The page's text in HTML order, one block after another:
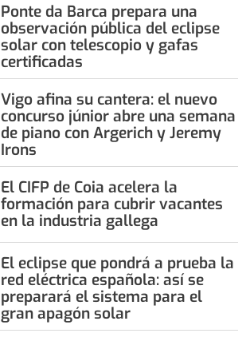
Ponte da Barca prepara una
observación pública del eclipse
solar con telescopio y gafas
certificadas
Vigo afina su cantera: el nuevo
concurso júnior abre una semana
de piano con Argerich y Jeremy
Irons
El CIFP de Coia acelera la
formación para cubrir vacantes
en la industria gallega
El eclipse que pondrá a prueba la
red eléctrica española: así se
preparará el sistema para el
gran apagón solar